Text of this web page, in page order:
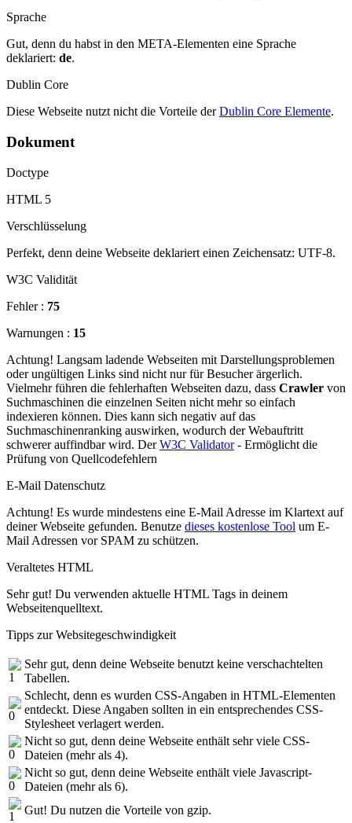
Sprache
Gut, denn du habst in den META-Elementen eine Sprache
deklariert: de.
Dublin Core
Diese Webseite nutzt nicht die Vorteile derDublin Core Elemente.
Dokument
Doctype
HTML 5
Verschlüsselung
Perfekt, denn deine Webseite deklariert einen Zeichensatz: UTF-8.
W3C Validität
Fehler : 75
Warnungen : 15
Achtung! Langsam ladende Webseiten mit Darstellungsproblemen
oder ungültigen Links sind nicht nur für Besucher ärgerlich.
Vielmehr führen die fehlerhaften Webseiten dazu, dass Crawler von
Suchmaschinen die einzelnen Seiten nicht mehr so einfach
indexieren können. Dies kann sich negativ auf das
Suchmaschinenranking auswirken, wodurch der Webauftritt
schwerer auffindbar wird. DerW3C Validator- Ermöglicht die
Prüfung von Quellcodefehlern
E-Mail Datenschutz
Achtung! Es wurde mindestens eine E-Mail Adresse im Klartext auf
deiner Webseite gefunden. Benutze dieses kostenlose Tool um E-
Mail Adressen vor SPAM zu schützen.
Veraltetes HTML
Sehr gut! Du verwenden aktuelle HTML Tags in deinem
Webseitenquelltext.
Tipps zur Websitegeschwindigkeit
Sehr gut, denn deine Webseite benutzt keine verschachtelten
Tabellen.
Schlecht, denn es wurden CSS-Angaben in HTML-Elementen
entdeckt. Diese Angaben sollten in ein entsprechendes CSS-
Stylesheet verlagert werden.
Nicht so gut, denn deine Webseite enthält sehr viele CSS-
Dateien (mehr als 4).
Nicht so gut, denn deine Webseite enthält viele Javascript-
Dateien (mehr als 6).
Gut! Du nutzen die Vorteile von gzip.